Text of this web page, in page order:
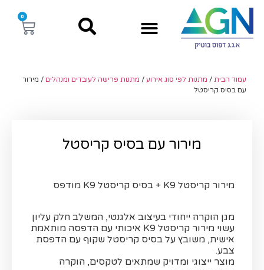
0
עמוד הבית / מתנות לפי סוג אירוע / מתנות פרישה לעובדים ומנהלים / מירור
עם בסיס קריסטל
מירור עם בסיס קריסטל
מירור קריסטל K9 + בסיס קריסטל K9 מודפס
מגן הוקרה ייחודי בעיצוב אלגנטי, המשלב חלק עליון
עשוי מירור קריסטל K9 איכותי עם הדפסה מותאמת
אישית, משובץ על בסיס קריסטל שקוף עם הדפסת
צבע.
מוצר ייצוגי ומדויק שמתאים לטקסים, הוקרה